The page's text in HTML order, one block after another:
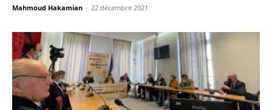
Mahmoud Hakamian - 22 décembre 2021